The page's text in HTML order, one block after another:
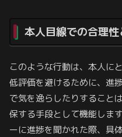
本人目線での合理
このような行動は、本人に
低評価を避けるために、進
で気を逸らしたりすること
保する手段として機能しま
ーに進捗を聞かれた際、具